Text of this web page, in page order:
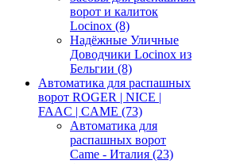
ворот и калиток
Locinox (8)
Надёжные Уличные
Доводчики Locinox из
Бельгии (8)
Автоматика для распашных
ворот ROGER | NICE |
FAAC | CAME (73)
Автоматика для
распашных ворот
Came - Италия (23)